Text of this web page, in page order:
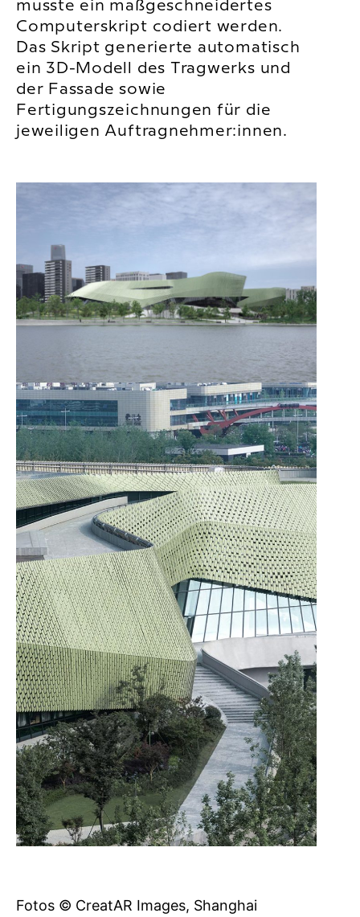
musste ein maßgeschneidertes
Computerskript codiert werden.
Das Skript generierte automatisch
ein 3D-Modell des Tragwerks und
der Fassade sowie
Fertigungszeichnungen für die
jeweiligen Auftragnehmer:innen.
Fotos © CreatAR Images, Shanghai